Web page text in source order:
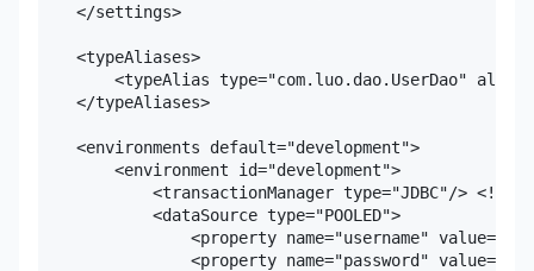
    </settings>
    <typeAliases>
<typeAlias type="com.luo.dao.UserDao"
    </typeAliases>
    <environments default="development">
        <environment id="development">
<transactionManager type="JDBC"/> <!--事
            <dataSource type="POOLED">
<property name="username"
<property name="password"